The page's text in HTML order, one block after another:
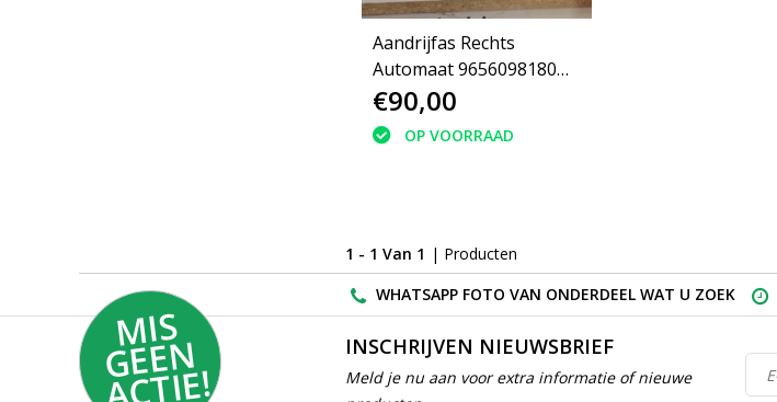
Aandrijfas Rechts
Automaat 9656098180
Peugeot 207 1.6
€90,00
OP VOORRAAD
1 - 1 Van 1 | Producten
WHATSAPP FOTO VAN ONDERDEEL WAT U ZOEK
MI
S
G
E
E
N
A
C
TI
E!
INSCHRIJVEN NIEUWSBRIEF
Meld je nu aan voor extra informatie of nieuwe